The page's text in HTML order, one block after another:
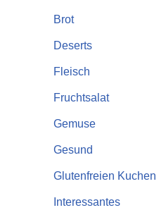
Brot
Deserts
Fleisch
Fruchtsalat
Gemuse
Gesund
Glutenfreien Kuchen
Interessantes